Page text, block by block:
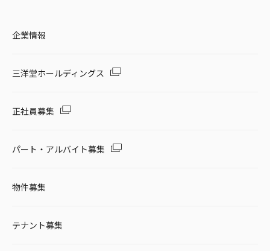
企業情報
三洋堂ホールディングス
正社員募集
パート・アルバイト募集
物件募集
テナント募集